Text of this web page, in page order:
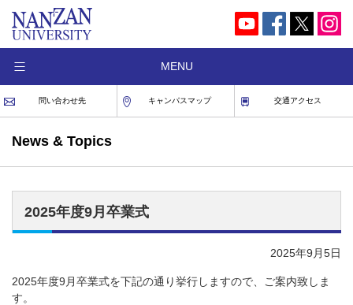
MENU
問い合わせ先 キャンパスマップ 交通アクセス
News & Topics
2025年度9月卒業式
2025年9月5日
2025年度9月卒業式を下記の通り挙行しますので、ご案内致しま
す。